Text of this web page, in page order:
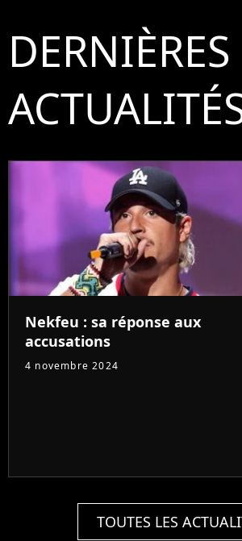
DERNIÈRES
Nekfeu : sa réponse aux
accusations
4 novembre 2024
TOUTES LES